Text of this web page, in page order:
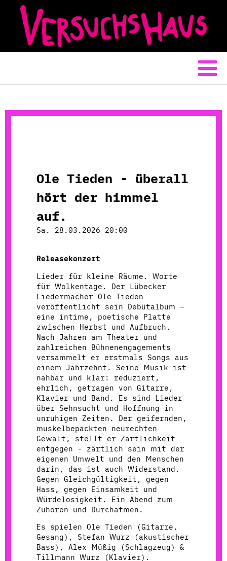
Ole Tieden - überall
hört der himmel
auf.
Sa. 28.03.2026 20:00
Releasekonzert
Lieder für kleine Räume. Worte
für Wolkentage. Der Lübecker
Liedermacher Ole Tieden
veröffentlicht sein Debütalbum –
eine intime, poetische Platte
zwischen Herbst und Aufbruch.
Nach Jahren am Theater und
zahlreichen Bühnenengagements
versammelt er erstmals Songs aus
einem Jahrzehnt. Seine Musik ist
nahbar und klar: reduziert,
ehrlich, getragen von Gitarre,
Klavier und Band. Es sind Lieder
über Sehnsucht und Hoffnung in
unruhigen Zeiten. Der geifernden,
muskelbepackten neurechten
Gewalt, stellt er Zärtlichkeit
entgegen - zärtlich sein mit der
eigenen Umwelt und den Menschen
darin, das ist auch Widerstand.
Gegen Gleichgültigkeit, gegen
Hass, gegen Einsamkeit und
Würdelosigkeit. Ein Abend zum
Zuhören und Durchatmen.
Es spielen Ole Tieden (Gitarre,
Gesang), Stefan Wurz (akustischer
Bass), Alex Müßig (Schlagzeug) &
Tillmann Wurz (Klavier).